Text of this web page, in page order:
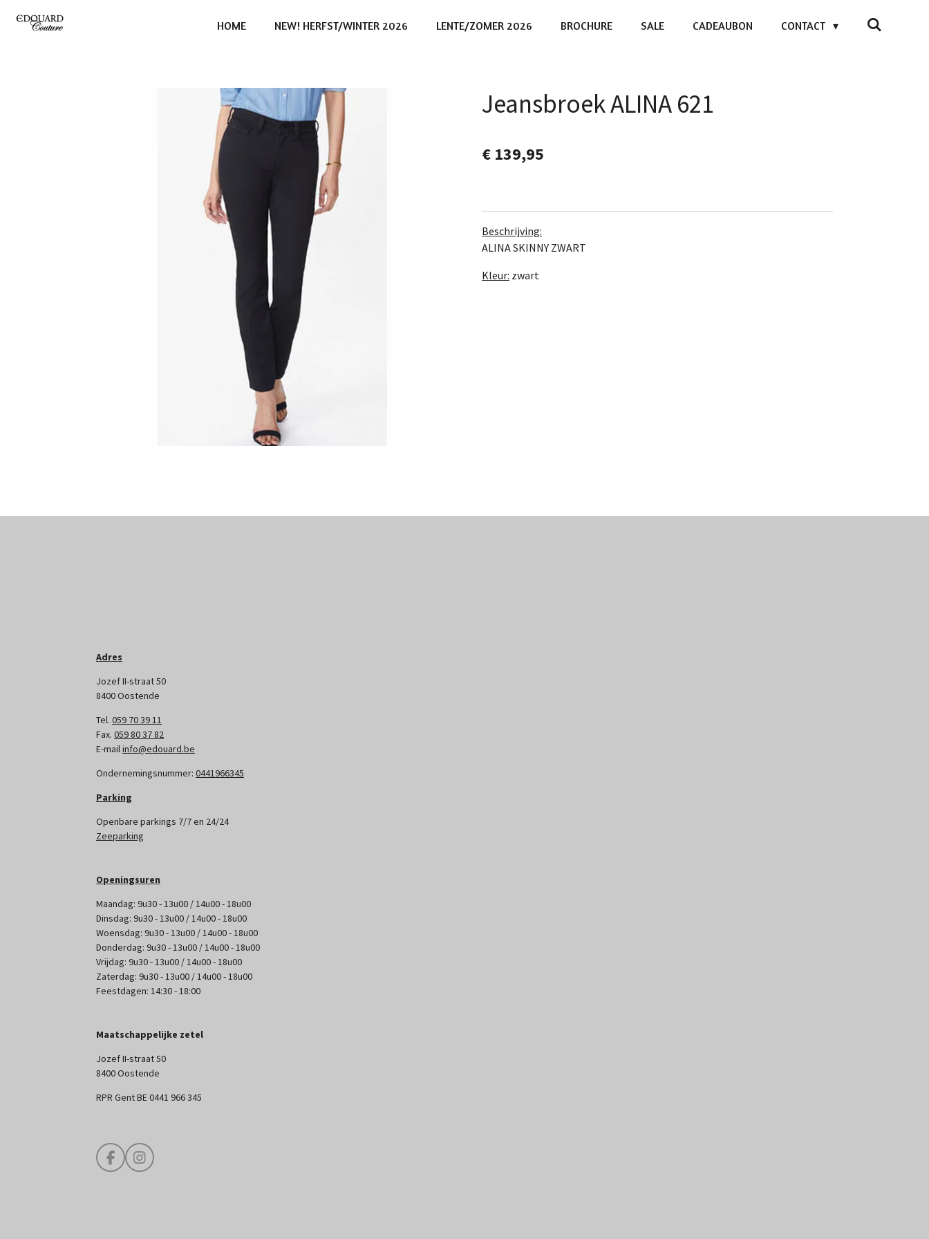
Ga
direct
HOME NEW! HERFST/WINTER 2026 LENTE/ZOMER 2026 BROCHURE SALE CADEAUBON CONTACT
Jeansbroek ALINA 621
€ 139,95
Beschrijving:
ALINA SKINNY ZWART
Kleur: zwart
Adres
Jozef II-straat 50
8400 Oostende
Tel. 059 70 39 11
Fax. 059 80 37 82
E-mailinfo@edouard.be
Ondernemingsnummer: 0441966345
Parking
Openbare parkings 7/7 en 24/24
Zeeparking
Openingsuren
Maandag: 9u30 - 13u00 / 14u00 - 18u00
Dinsdag: 9u30 - 13u00 / 14u00 - 18u00
Woensdag: 9u30 - 13u00 / 14u00 - 18u00
Donderdag: 9u30 - 13u00 / 14u00 - 18u00
Vrijdag: 9u30 - 13u00 / 14u00 - 18u00
Zaterdag: 9u30 - 13u00 / 14u00 - 18u00
Feestdagen: 14:30 - 18:00
Maatschappelijke zetel
Jozef II-straat 50
8400 Oostende
RPR Gent BE 0441 966 345
F
a
I
n